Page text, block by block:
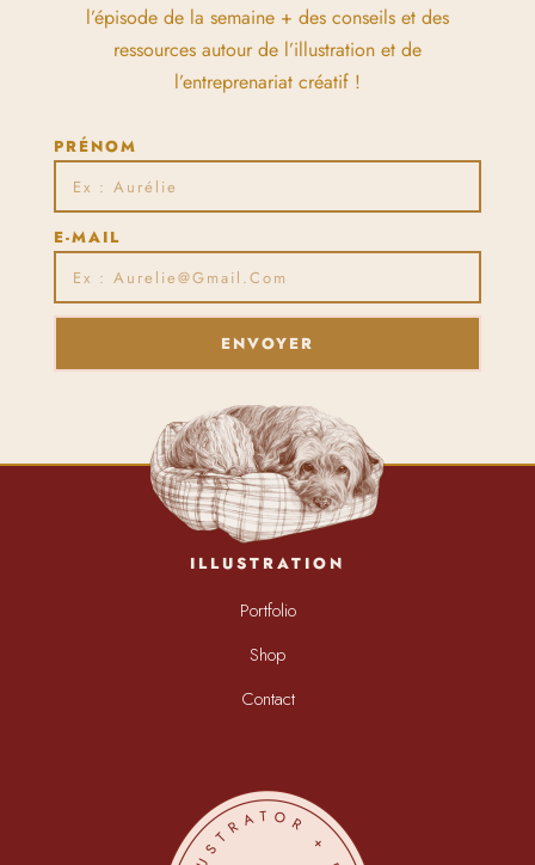
l’épisode de la semaine + des conseils et des
ressources autour de l’illustration et de
l’entreprenariat créatif !
PRÉNOM
E-MAIL
ENVOYER
ILLUSTRATION
Portfolio
Shop
Contact